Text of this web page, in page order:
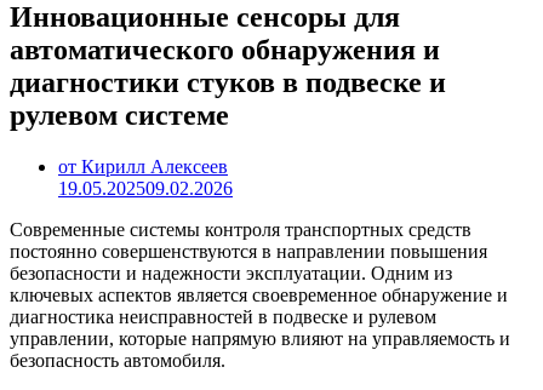
Инновационные сенсоры для
автоматического обнаружения и
диагностики стуков в подвеске и
рулевом системе
от Кирилл Алексеев
19.05.202509.02.2026
Современные системы контроля транспортных средств
постоянно совершенствуются в направлении повышения
безопасности и надежности эксплуатации. Одним из
ключевых аспектов является своевременное обнаружение и
диагностика неисправностей в подвеске и рулевом
управлении, которые напрямую влияют на управляемость и
безопасность автомобиля.